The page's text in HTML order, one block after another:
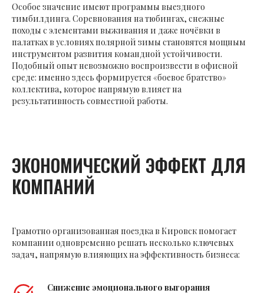
Особое значение имеют программы выездного
тимбилдинга. Соревнования на тюбингах, снежные
походы с элементами выживания и даже ночёвки в
палатках в условиях полярной зимы становятся мощным
инструментом развития командной устойчивости.
Подобный опыт невозможно воспроизвести в офисной
среде: именно здесь формируется «боевое братство»
коллектива, которое напрямую влияет на
результативность совместной работы.
ЭКОНОМИЧЕСКИЙ ЭФФЕКТ ДЛЯ
КОМПАНИЙ
Грамотно организованная поездка в Кировск помогает
компании одновременно решать несколько ключевых
задач, напрямую влияющих на эффективность бизнеса:
Снижение эмоционального выгорания